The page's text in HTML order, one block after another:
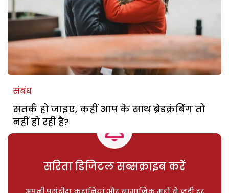
संबंध
सतर्क हो जाइए, कहीं आप के साथ ब्रेडक्रंबिंग तो
नहीं हो रही है?
सरिता डिजिटल सब्सक्राइब करें